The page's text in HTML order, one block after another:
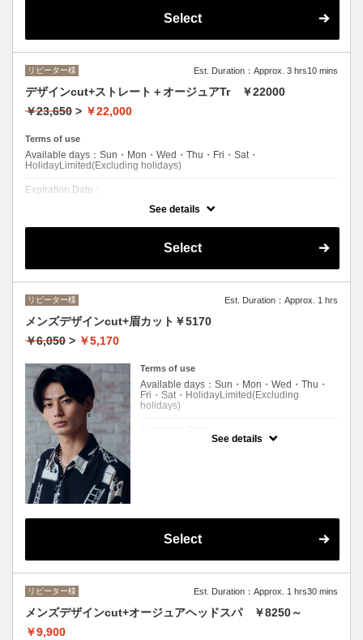
●シャンプー/ブロー込み●イオン水とロット巻き技術で髪を傷めないの
Select
リピーター様 Est. Duration：Approx. 3 hrs10 mins
デザインcut+ストレート＋オージュアTr ￥22000
￥23,650 > ￥22,000
Terms of use
Available days：Sun・Mon・Wed・Thu・Fri・Sat・
HolidayLimited(Excluding holidays)
Expiration Date：
エルプリエご利用したことのあるお客様。
オージュアTrケア付●カラーとストレートのWダメージ毛に対応したス
See details
Select
リピーター様 Est. Duration：Approx. 1 hrs
メンズデザインcut+眉カット￥5170
￥6,050 > ￥5,170
Terms of use
Available days：Sun・Mon・Wed・Thu・
Fri・Sat・HolidayLimited(Excluding
holidays)
See details
Select
リピーター様 Est. Duration：Approx. 1 hrs30 mins
メンズデザインcut+オージュアヘッドスパ ￥8250～
￥9,900